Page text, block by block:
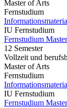
Master of Arts
Fernstudium
IU Fernstudium
Fernstudium
12 Semester
Vollzeit und
Master of Arts
Fernstudium
IU Fernstudium
Fernstudium